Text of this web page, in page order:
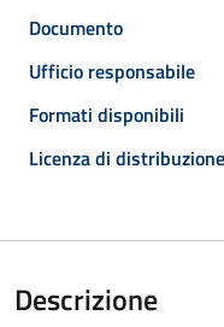
Documento
Ufficio responsabile
Formati disponibili
Licenza di distribuzione
Descrizione